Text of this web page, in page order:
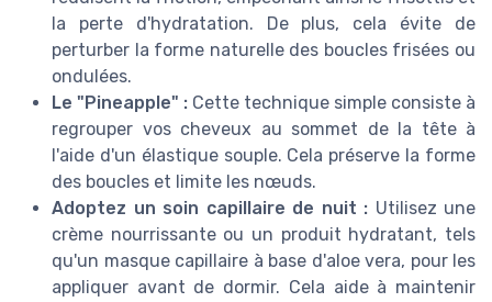
la perte d'hydratation. De plus, cela évite de
perturber la forme naturelle des boucles frisées ou
ondulées.
Le "Pineapple" : Cette technique simple consiste à
regrouper vos cheveux au sommet de la tête à
l'aide d'un élastique souple. Cela préserve la forme
des boucles et limite les nœuds.
Adoptez un soin capillaire de nuit : Utilisez une
crème nourrissante ou un produit hydratant, tels
qu'un masque capillaire à base d'aloe vera, pour les
appliquer avant de dormir. Cela aide à maintenir